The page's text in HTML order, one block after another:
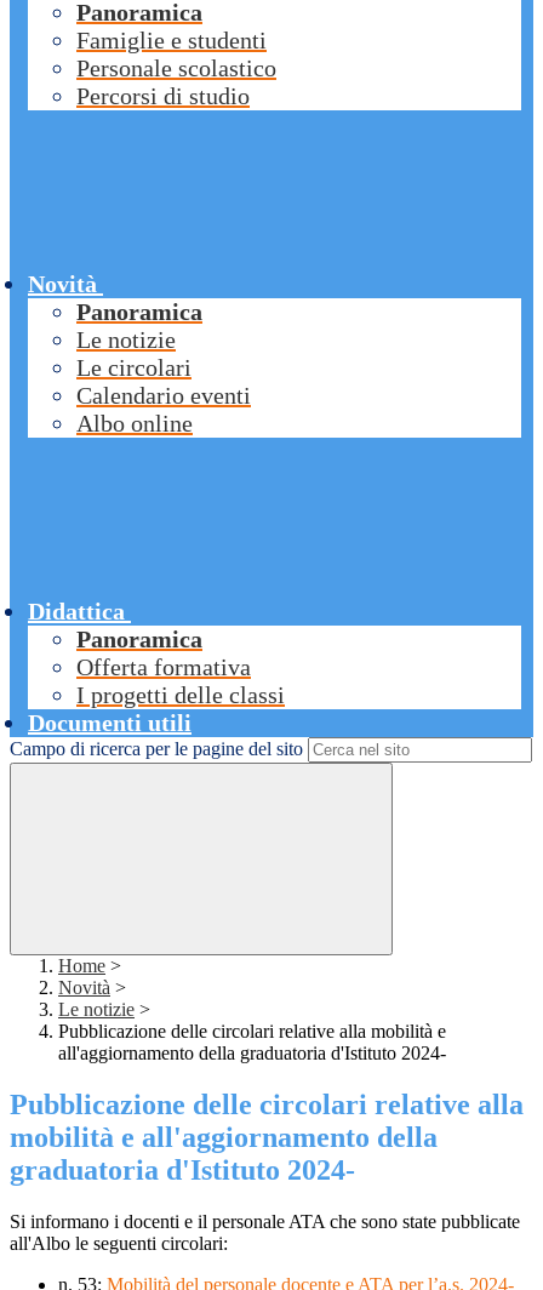
Panoramica
Famiglie e studenti
Personale scolastico
Percorsi di studio
Novità
Panoramica
Le notizie
Le circolari
Calendario eventi
Albo online
Didattica
Panoramica
Offerta formativa
I progetti delle classi
Documenti utili
Campo di ricerca per le pagine del sito
Home >
Novità >
Le notizie >
Pubblicazione delle circolari relative alla mobilità e
all'aggiornamento della graduatoria d'Istituto 2024-
Pubblicazione delle circolari relative alla
mobilità e all'aggiornamento della
graduatoria d'Istituto 2024-
Si informano i docenti e il personale ATA che sono state pubblicate
all'Albo le seguenti circolari:
n. 53: Mobilità del personale docente e ATA per l’a.s. 2024-